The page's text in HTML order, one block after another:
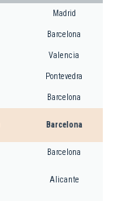
Madrid
Barcelona
Valencia
Pontevedra
Barcelona
Barcelona
Barcelona
Alicante